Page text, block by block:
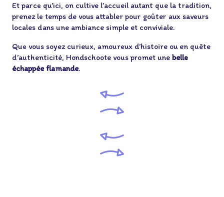
Et parce qu’ici, on cultive l’accueil autant que la tradition,
prenez le temps de vous attabler pour goûter aux saveurs
locales dans une ambiance simple et conviviale.
Que vous soyez curieux, amoureux d’histoire ou en quête
d’authenticité, Hondschoote vous promet une belle
échappée flamande.